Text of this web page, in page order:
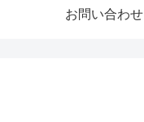
お問い合わせ